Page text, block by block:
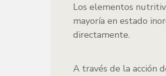
Los elementos
mayoría en estado
directamente.
A través de la acción